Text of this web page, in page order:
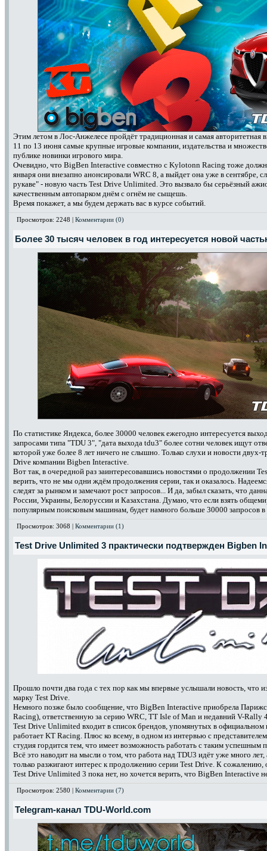
Этим летом в Лос-Анжелесе пройдёт традиционная и самая
11 по 13 июня самые крупные игровые компании, издательства и
публике новинки игрового мира.
Очевидно, что BigBen Interactive совместно с Kylotonn Racing тоже
января они внезапно анонсировали WRC 8, а выйдет она уже в сентябре,
рукаве" - новую часть Test Drive Unlimited. Это вызвало бы серьёзный
качественным автопарком днём с огнём не сыщешь.
Время покажет, а мы будем держать вас в курсе событий.
Просмотров: 2248 | Комментарии (0)
Более 30 тысяч человек в год интересуется новой
По статистике Яндекса, более 30000 человек ежегодно интересуется
запросами типа "TDU 3", "дата выхода tdu3" более сотни человек ищут
которой уже более 8 лет ничего не слышно. Только слухи и новости двух-
Drive компании Bigben Interactive.
Вот так, в очередной раз заинтересовавшись новостями о продолжении
верить, что не мы одни ждём продолжения серии, так и оказалось.
следят за рынком и замечают рост запросов... И да, забыл сказать, что
России, Украины, Белоруссии и Казахстана. Думаю, что если взять
популярным поисковым машинам, будет намного больше 30000 запросов в
Просмотров: 3068 | Комментарии (1)
Test Drive Unlimited 3 практически подтвержден Bigben
Прошло почти два года с тех пор как мы впервые услышали новость, что
марку Test Drive.
Немного позже было сообщение, что BigBen Interactive приобрела
Racing), ответственную за серию WRC, TT Isle of Man и недавний V-Rally
Test Drive Unlimited входит в список брендов, упомянутых в
работает KT Racing. Плюс ко всему, в одном из интервью с
студия гордится тем, что имеет возможность работать с таким успешным
Всё это наводит на мысли о том, что работа над TDU3 идёт уже много
только разжигают интерес к продолжению серии Test Drive. К
Test Drive Unlimited 3 пока нет, но хочется верить, что BigBen Interactive
Просмотров: 2580 | Комментарии (7)
Telegram-канал TDU-World.com